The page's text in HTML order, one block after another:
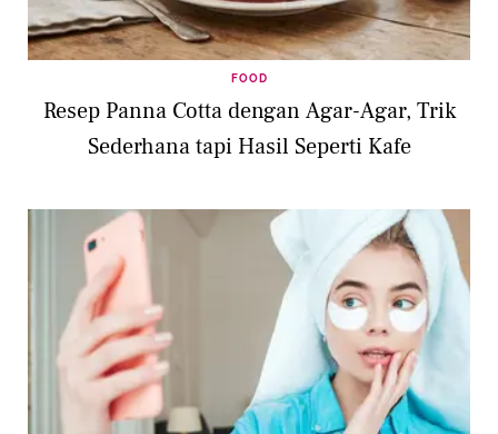
FOOD
Resep Panna Cotta dengan Agar-Agar, Trik
Sederhana tapi Hasil Seperti Kafe